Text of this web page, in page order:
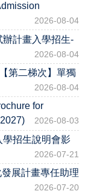
2026-08-04
辦計畫入學招生-
2026-08-04
第二梯次】單獨
2026-08-04
for
2026-08-03
學招生說明會影
2026-07-21
展計畫專任助理
2026-07-20